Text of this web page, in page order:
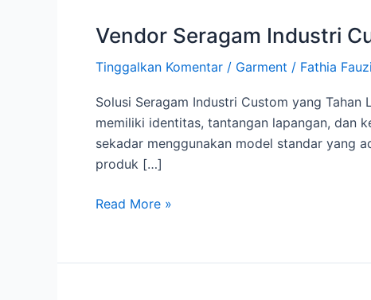
Vendor Seragam Industri
Tinggalkan Komentar / Garment / Fathia
Solusi Seragam Industri Custom yang Tahan
memiliki identitas, tantangan lapangan, dan
sekadar menggunakan model standar yang
produk […]
Industri
Material
Kuat
Harga
Pabrik
PT
Mulia
Read More »